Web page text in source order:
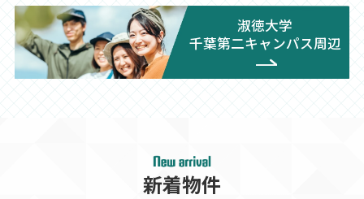
淑徳大学
千葉第二キャンパス周辺
新着物件